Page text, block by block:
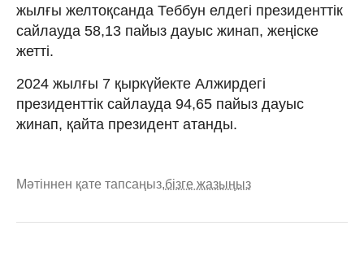
жылғы желтоқсанда Теббун елдегі президенттік
сайлауда 58,13 пайыз дауыс жинап, жеңіске
жетті.
2024 жылғы 7 қыркүйекте Алжирдегі
президенттік сайлауда 94,65 пайыз дауыс
жинап, қайта президент атанды.
Мәтіннен қате тапсаңыз,бізге жазыңыз